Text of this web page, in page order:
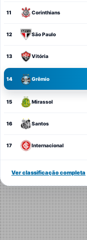
11 Corinthians
12 São Paulo
13 Vitória
14 Grêmio
15 Mirassol
16 Santos
17 Internacional
Ver classificação completa